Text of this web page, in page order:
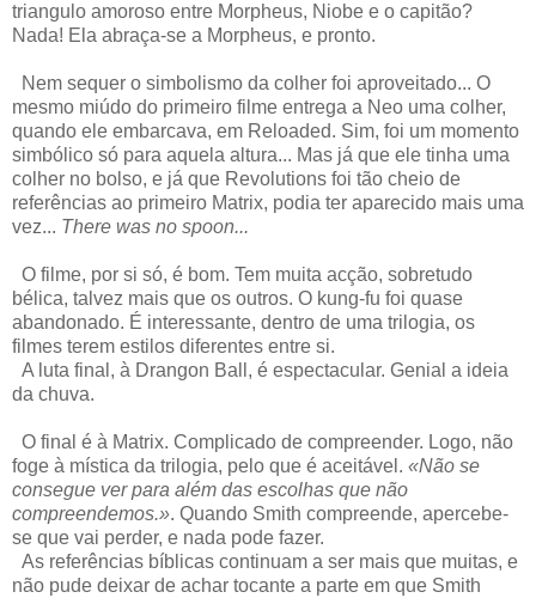
triangulo amoroso entre Morpheus, Niobe e o capitão?
Nada! Ela abraça-se a Morpheus, e pronto.
Nem sequer o simbolismo da colher foi aproveitado... O
mesmo miúdo do primeiro filme entrega a Neo uma colher,
quando ele embarcava, em Reloaded. Sim, foi um momento
simbólico só para aquela altura... Mas já que ele tinha uma
colher no bolso, e já que Revolutions foi tão cheio de
referências ao primeiro Matrix, podia ter aparecido mais uma
vez... There was no spoon...
O filme, por si só, é bom. Tem muita acção, sobretudo
bélica, talvez mais que os outros. O kung-fu foi quase
abandonado. É interessante, dentro de uma trilogia, os
filmes terem estilos diferentes entre si.
A luta final, à Drangon Ball, é espectacular. Genial a ideia
da chuva.
O final é à Matrix. Complicado de compreender. Logo, não
foge à mística da trilogia, pelo que é aceitável. «Não se
consegue ver para além das escolhas que não
compreendemos.». Quando Smith compreende, apercebe-
se que vai perder, e nada pode fazer.
As referências bíblicas continuam a ser mais que muitas, e
não pude deixar de achar tocante a parte em que Smith